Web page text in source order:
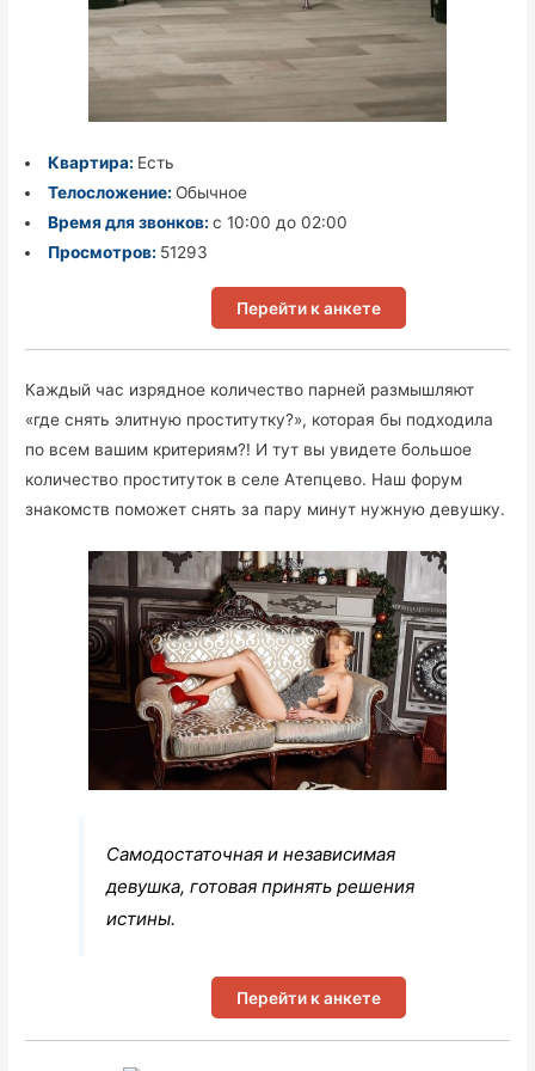
Квартира: Есть
Телосложение: Обычное
Время для звонков: с 10:00 до 02:00
Просмотров: 51293
Перейти к анкете
Каждый час изрядное количество парней размышляют
«где снять элитную проститутку?», которая бы подходила
по всем вашим критериям?! И тут вы увидете большое
количество проституток в селе Атепцево. Наш форум
знакомств поможет снять за пару минут нужную девушку.
Самодостаточная и независимая
девушка, готовая принять решения
истины.
Перейти к анкете